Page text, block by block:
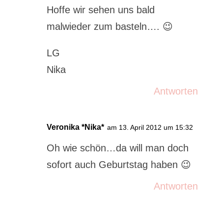
Hoffe wir sehen uns bald
malwieder zum basteln…. 😉
LG
Nika
Antworten
Veronika *Nika* am 13. April 2012 um 15:32
Oh wie schön…da will man doch
sofort auch Geburtstag haben 😉
Antworten